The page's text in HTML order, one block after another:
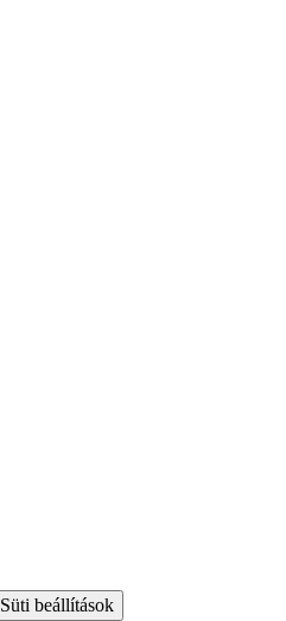
Süti beállítások